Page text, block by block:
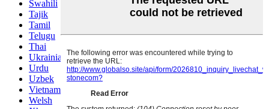
Swahili
Tajik
Tamil
Telugu
Thai
Ukrainian
Urdu
Uzbek
Vietnamese
Welsh